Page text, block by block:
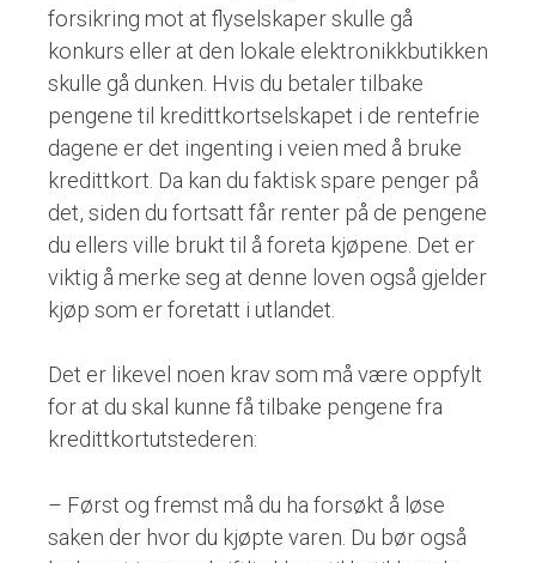
forsikring mot at flyselskaper skulle gå
konkurs eller at den lokale elektronikkbutikken
skulle gå dunken. Hvis du betaler tilbake
pengene til kredittkortselskapet i de rentefrie
dagene er det ingenting i veien med å bruke
kredittkort. Da kan du faktisk spare penger på
det, siden du fortsatt får renter på de pengene
du ellers ville brukt til å foreta kjøpene. Det er
viktig å merke seg at denne loven også gjelder
kjøp som er foretatt i utlandet.
Det er likevel noen krav som må være oppfylt
for at du skal kunne få tilbake pengene fra
kredittkortutstederen:
– Først og fremst må du ha forsøkt å løse
saken der hvor du kjøpte varen. Du bør også